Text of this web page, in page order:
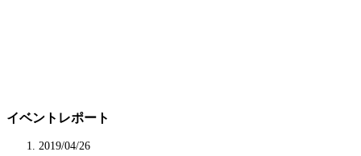
イベントレポート
2019/04/26